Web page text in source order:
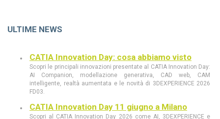
ULTIME NEWS
Si avvisa che i nostri uffici resteranno chiusi dal 10 al 21 agosto
CATIA Innovation Day: cosa abbiamo visto
Scopri le principali innovazioni presentate al CATIA Innovation Day:
AI Companion, modellazione generativa, CAD web, CAM
intelligente, realtà aumentata e le novità di 3DEXPERIENCE 2026
FD03.
CATIA Innovation Day 11 giugno a Milano
Scopri al CATIA Innovation Day 2026 come AI, 3DEXPERIENCE e